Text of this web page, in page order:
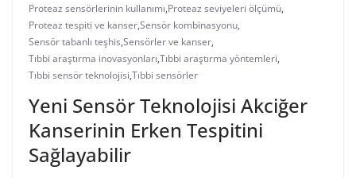
Proteaz sensörlerinin kullanımı,Proteaz seviyeleri ölçümü,
Proteaz tespiti ve kanser,Sensör kombinasyonu,
Sensör tabanlı teşhis,Sensörler ve kanser,
Tıbbi araştırma inovasyonları,Tıbbi araştırma yöntemleri,
Tıbbi sensör teknolojisi,Tıbbi sensörler
Yeni Sensör Teknolojisi Akciğer
Kanserinin Erken Tespitini
Sağlayabilir